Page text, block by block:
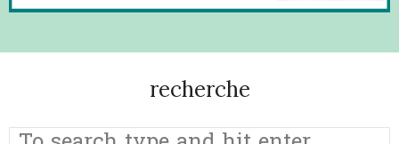
recherche